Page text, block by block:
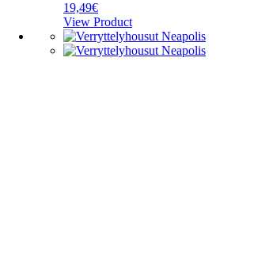
19,49€
View Product